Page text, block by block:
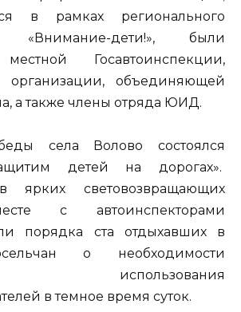
в рамках регионального
«Внимание-дети!», были
Госавтоинспекции,
организации, объединяющей
а также члены отряда ЮИД.
села Волово состоялся
детей на дорогах».
ярких световозвращающих
с автоинспекторами
порядка ста отдыхавших в
о необходимости
использования
в темное время суток.